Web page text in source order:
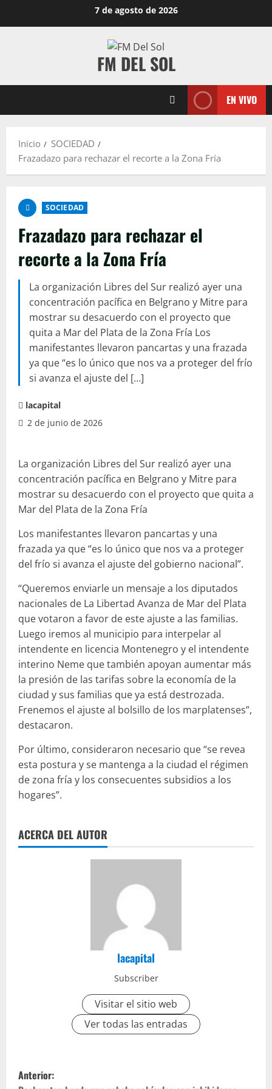
7 de agosto de 2026
FM DEL SOL
EN VIVO
Inicio
SOCIEDAD
Frazadazo para rechazar el recorte a la Zona Fría
SOCIEDAD
Frazadazo para rechazar el
recorte a la Zona Fría
La organización Libres del Sur realizó ayer una
concentración pacífica en Belgrano y Mitre para
mostrar su desacuerdo con el proyecto que
quita a Mar del Plata de la Zona Fría Los
manifestantes llevaron pancartas y una frazada
ya que “es lo único que nos va a proteger del frío
si avanza el ajuste del […]
lacapital
2 de junio de 2026
La organización Libres del Sur realizó ayer una
concentración pacífica en Belgrano y Mitre para
mostrar su desacuerdo con el proyecto que quita a
Mar del Plata de la Zona Fría
Los manifestantes llevaron pancartas y una
frazada ya que “es lo único que nos va a proteger
del frío si avanza el ajuste del gobierno nacional”.
“Queremos enviarle un mensaje a los diputados
nacionales de La Libertad Avanza de Mar del Plata
que votaron a favor de este ajuste a las familias.
Luego iremos al municipio para interpelar al
intendente en licencia Montenegro y el intendente
interino Neme que también apoyan aumentar más
la presión de las tarifas sobre la economía de la
ciudad y sus familias que ya está destrozada.
Frenemos el ajuste al bolsillo de los marplatenses”,
destacaron.
Por último, consideraron necesario que “se revea
esta postura y se mantenga a la ciudad el régimen
de zona fría y los consecuentes subsidios a los
hogares”.
ACERCA DEL AUTOR
lacapital
Subscriber
Visitar el sitio web
Ver todas las entradas
Anterior: